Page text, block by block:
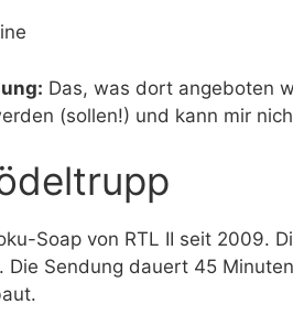
Das, was dort angeboten
(sollen!) und kann mir
Soap von RTL II seit 2009.
Die Sendung dauert 45